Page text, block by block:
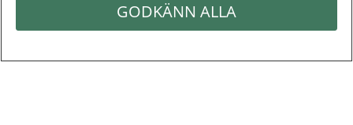
GODKÄNN ALLA